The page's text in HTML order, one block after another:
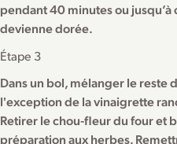
pendant 40 minutes ou jusqu’à
devienne dorée.
Étape 3
Dans un bol, mélanger le reste
l'exception de la vinaigrette
Retirer le chou-fleur du four et
préparation aux herbes.